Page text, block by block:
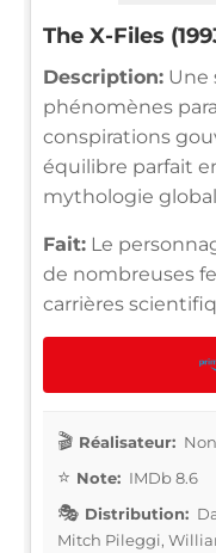
The X-Files
Description: Une
phénomènes
conspirations
équilibre parfait
mythologie
Fait: Le
de nombreuses
carrières
Réalisateur:
Note: IMDb 8.6
Distribution:
Mitch Pileggi,